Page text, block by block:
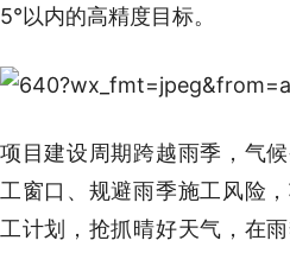
5°以内的高精度目标。
项目建设周期跨越雨季，气
工窗口、规避雨季施工风险
工计划，抢抓晴好天气，在